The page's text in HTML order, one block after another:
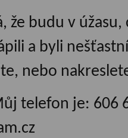
že budu v
a byli
nebo
telefon je: 606